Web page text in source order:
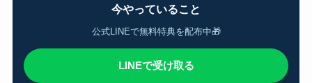
今やっていること
公式LINEで無料特典を配布中🎁
LINEで受け取る